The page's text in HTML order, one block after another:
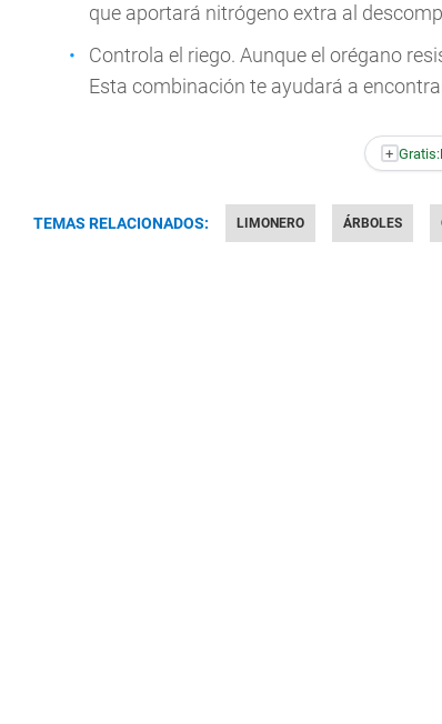
que aportará nitrógeno extra al
Controla el riego. Aunque el orégano
Esta combinación te ayudará a
+ Gratis:
TEMAS RELACIONADOS: LIMONERO ÁRBOLES